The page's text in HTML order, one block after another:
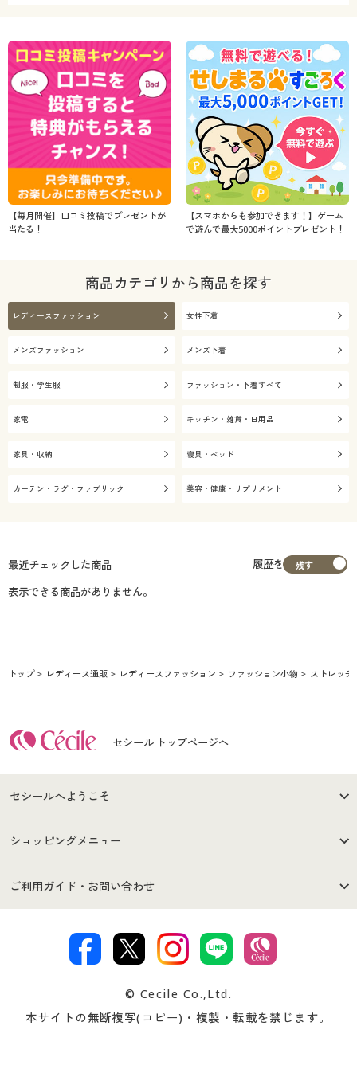
【毎月開催】口コミ投稿でプレゼントが
当たる！
【スマホからも参加できます！】ゲーム
で遊んで最大5000ポイントプレゼント！
商品カテゴリから商品を探す
レディースファッション 女性下着
メンズファッション メンズ下着
制服・学生服 ファッション・下着すべて
家電 キッチン・雑貨・日用品
家具・収納 寝具・ベッド
カーテン・ラグ・ファブリック 美容・健康・サプリメント
最近チェックした商品
履歴を
表示できる商品がありません。
トップ レディース通販 レディースファッション ファッション小物 ストレッチ
セシール トップページへ
セシールへようこそ
はじめての方へ
セシールご利用規約
著作権・商標について 会社案内
ショッピングメニュー
商品カテゴリ
プレゼント＆キャンペーン サイトマップ
ご利用ガイド・お問い合わせ
交換・返品は お支払は
ついて
忘れの場合
© Cecile Co.,Ltd.
本サイトの無断複写(コピー)・複製・転載を禁じます。